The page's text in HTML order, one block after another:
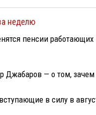
неделю
пенсии работающих
Джабаров — о том,
в силу в